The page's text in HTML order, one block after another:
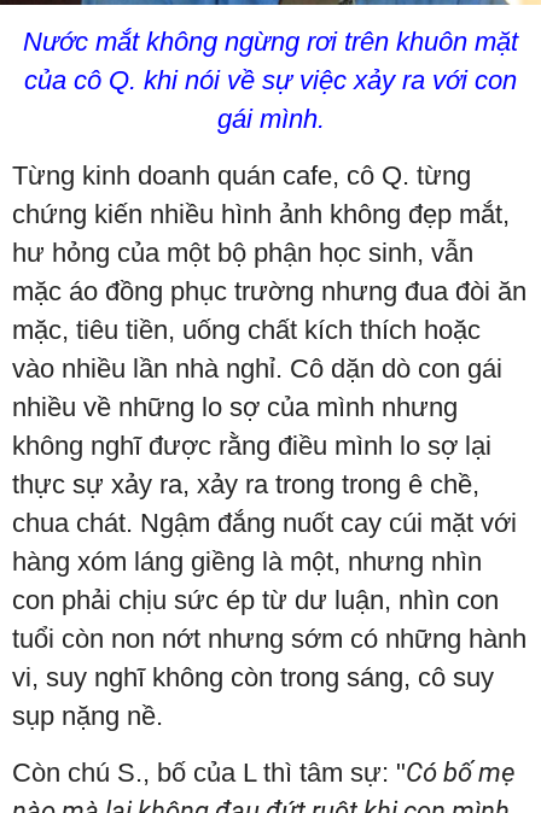
Nước mắt không ngừng rơi trên khuôn mặt
của cô Q. khi nói về sự việc xảy ra với con
gái mình.
Từng kinh doanh quán cafe, cô Q. từng
chứng kiến nhiều hình ảnh không đẹp mắt,
hư hỏng của một bộ phận học sinh, vẫn
mặc áo đồng phục trường nhưng đua đòi ăn
mặc, tiêu tiền, uống chất kích thích hoặc
vào nhiều lần nhà nghỉ. Cô dặn dò con gái
nhiều về những lo sợ của mình nhưng
không nghĩ được rằng điều mình lo sợ lại
thực sự xảy ra, xảy ra trong trong ê chề,
chua chát. Ngậm đắng nuốt cay cúi mặt với
hàng xóm láng giềng là một, nhưng nhìn
con phải chịu sức ép từ dư luận, nhìn con
tuổi còn non nớt nhưng sớm có những hành
vi, suy nghĩ không còn trong sáng, cô suy
sụp nặng nề.
Còn chú S., bố của L thì tâm sự: "Có bố mẹ